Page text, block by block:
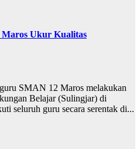
Ukur Kualitas
SMAN 12 Maros melakukan
Belajar (Sulingjar) di
seluruh guru secara serentak di...